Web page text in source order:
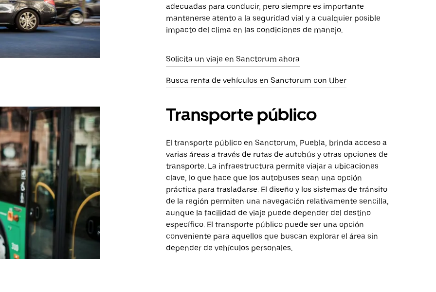
adecuadas para conducir, pero siempre es importante
mantenerse atento a la seguridad vial y a cualquier posible
impacto del clima en las condiciones de manejo.
Solicita un viaje en Sanctorum ahora
Busca renta de vehículos en Sanctorum con Uber
Transporte público
El transporte público en Sanctorum, Puebla, brinda acceso a
varias áreas a través de rutas de autobús y otras opciones de
transporte. La infraestructura permite viajar a ubicaciones
clave, lo que hace que los autobuses sean una opción
práctica para trasladarse. El diseño y los sistemas de tránsito
de la región permiten una navegación relativamente sencilla,
aunque la facilidad de viaje puede depender del destino
específico. El transporte público puede ser una opción
conveniente para aquellos que buscan explorar el área sin
depender de vehículos personales.